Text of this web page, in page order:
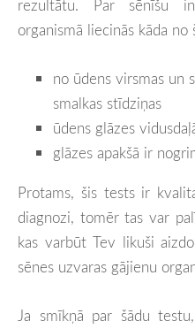
rezultātu. Par sēnīšu
organismā liecinās kāda no
no ūdens virsmas un
smalkas stīdziņas
ūdens glāzes
glāzes apakšā ir
Protams, šis tests ir
diagnozi, tomēr tas var
kas varbūt Tev likuši
sēnes uzvaras gājienu
Ja smīkņā par šādu